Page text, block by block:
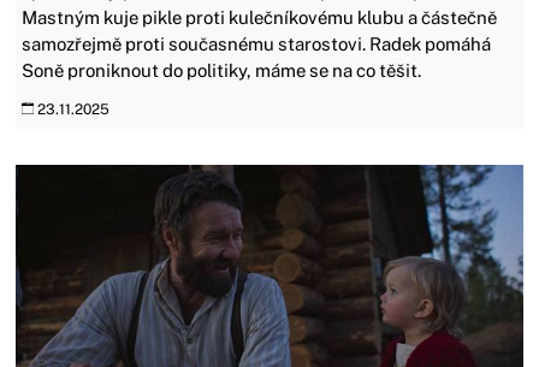
Mastným kuje pikle proti kulečníkovému klubu a částečně
samozřejmě proti současnému starostovi. Radek pomáhá
Soně proniknout do politiky, máme se na co těšit.
23.11.2025